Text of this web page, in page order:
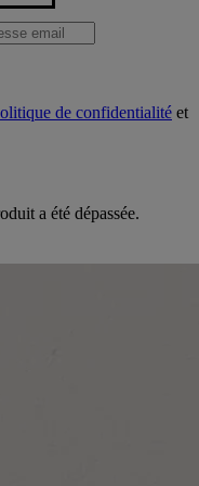
de confidentialité et
a été dépassée.